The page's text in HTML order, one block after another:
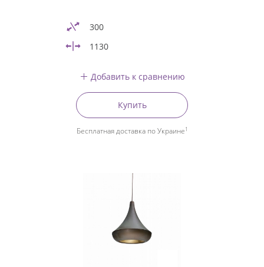
300
1130
Добавить к сравнению
Купить
Бесплатная доставка по Украине1